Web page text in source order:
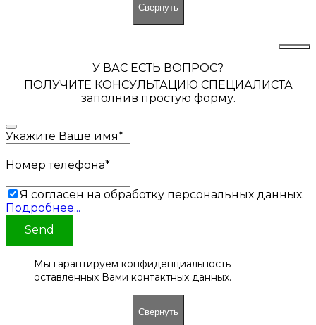
Свернуть
У ВАС ЕСТЬ ВОПРОС?
ПОЛУЧИТЕ КОНСУЛЬТАЦИЮ СПЕЦИАЛИСТА
заполнив простую форму.
Укажите Ваше имя*
Номер телефона*
Я согласен на обработку персональных данных.
Подробнее...
Send
Мы гарантируем конфиденциальность
оставленных Вами контактных данных.
Свернуть